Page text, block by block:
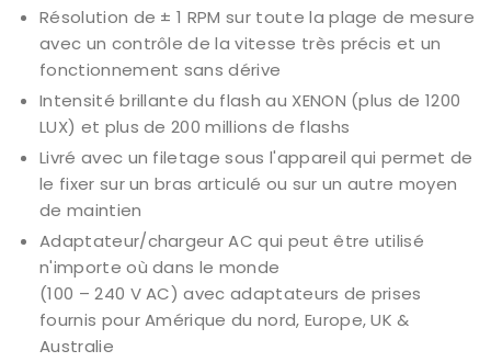
Résolution de ± 1 RPM sur toute la plage de mesure
avec un contrôle de la vitesse très précis et un
fonctionnement sans dérive
Intensité brillante du flash au XENON (plus de 1200
LUX) et plus de 200 millions de flashs
Livré avec un filetage sous l'appareil qui permet de
le fixer sur un bras articulé ou sur un autre moyen
de maintien
Adaptateur/chargeur AC qui peut être utilisé
n'importe où dans le monde
(100 – 240 V AC) avec adaptateurs de prises
fournis pour Amérique du nord, Europe, UK &
Australie